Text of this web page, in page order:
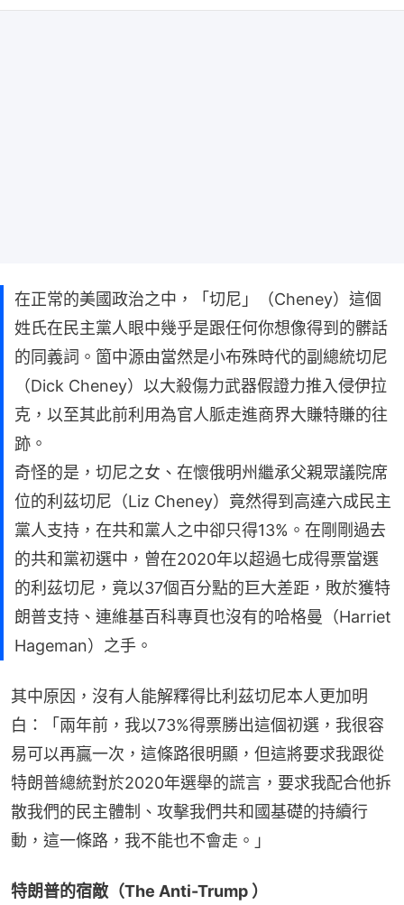
在正常的美國政治之中，「切尼」（Cheney）這個
姓氏在民主黨人眼中幾乎是跟任何你想像得到的髒話
的同義詞。箇中源由當然是小布殊時代的副總統切尼
（Dick Cheney）以大殺傷力武器假證力推入侵伊拉
克，以至其此前利用為官人脈走進商界大賺特賺的往
跡。
奇怪的是，切尼之女、在懷俄明州繼承父親眾議院席
位的利茲切尼（Liz Cheney）竟然得到高達六成民主
黨人支持，在共和黨人之中卻只得13%。在剛剛過去
的共和黨初選中，曾在2020年以超過七成得票當選
的利茲切尼，竟以37個百分點的巨大差距，敗於獲特
朗普支持、連維基百科專頁也沒有的哈格曼（Harriet
Hageman）之手。
其中原因，沒有人能解釋得比利茲切尼本人更加明
白：「兩年前，我以73%得票勝出這個初選，我很容
易可以再贏一次，這條路很明顯，但這將要求我跟從
特朗普總統對於2020年選舉的謊言，要求我配合他拆
散我們的民主體制、攻擊我們共和國基礎的持續行
動，這一條路，我不能也不會走。」
特朗普的宿敵（The Anti-Trump ）